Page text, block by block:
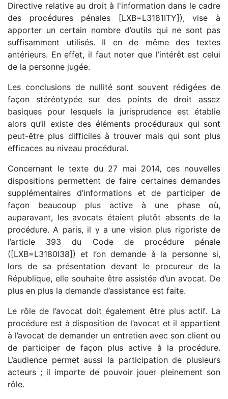
Directive relative au droit à l'information dans le cadre
des procédures pénales [LXB=L3181ITY]), vise à
apporter un certain nombre d’outils qui ne sont pas
suffisamment utilisés. Il en de même des textes
antérieurs. En effet, il faut noter que l’intérêt est celui
de la personne jugée.
Les conclusions de nullité sont souvent rédigées de
façon stéréotypée sur des points de droit assez
basiques pour lesquels la jurisprudence est établie
alors qu’il existe des éléments procéduraux qui sont
peut-être plus difficiles à trouver mais qui sont plus
efficaces au niveau procédural.
Concernant le texte du 27 mai 2014, ces nouvelles
dispositions permettent de faire certaines demandes
supplémentaires d’informations et de participer de
façon beaucoup plus active à une phase où,
auparavant, les avocats étaient plutôt absents de la
procédure. A paris, il y a une vision plus rigoriste de
l’article 393 du Code de procédure pénale
([LXB=L3180I38]) et l’on demande à la personne si,
lors de sa présentation devant le procureur de la
République, elle souhaite être assistée d’un avocat. De
plus en plus la demande d’assistance est faite.
Le rôle de l’avocat doit également être plus actif. La
procédure est à disposition de l’avocat et il appartient
à l’avocat de demander un entretien avec son client ou
de participer de façon plus active à la procédure.
L’audience permet aussi la participation de plusieurs
acteurs ; il importe de pouvoir jouer pleinement son
rôle.